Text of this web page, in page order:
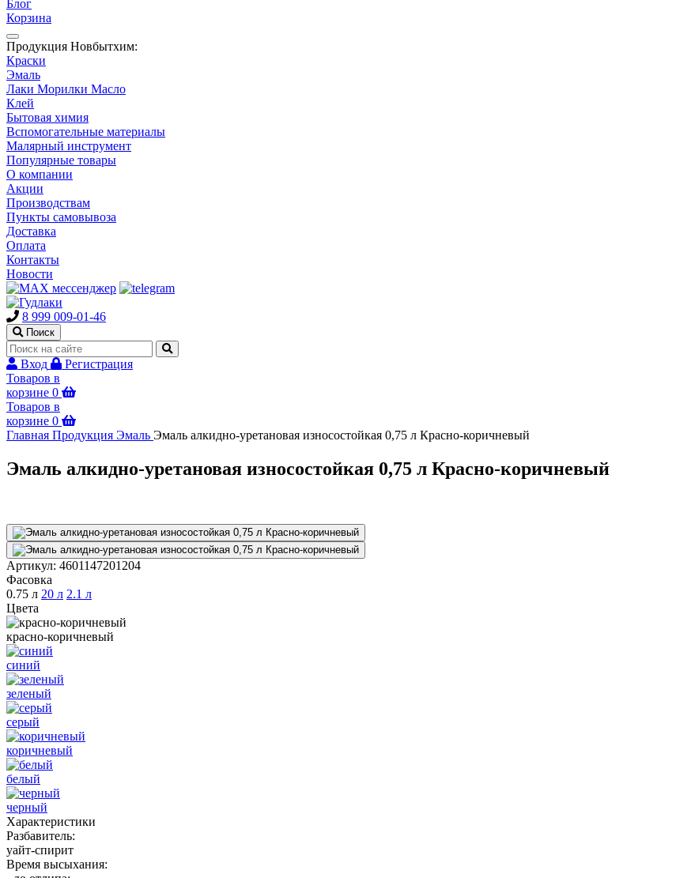
Блог
Корзина
Продукция Новбытхим:
Краски
Эмаль
Лаки Морилки Масло
Клей
Бытовая химия
Вспомогательные материалы
Малярный инструмент
Популярные товары
О компании
Акции
Производствам
Пункты самовывоза
Доставка
Оплата
Контакты
Новости
8 999 009-01-46
Поиск
Вход
Регистрация
Товаров в
корзине 0
Товаров в
корзине 0
Главная Продукция Эмаль Эмаль алкидно-уретановая износостойкая 0,75 л Красно-коричневый
Эмаль алкидно-уретановая износостойкая 0,75 л Красно-коричневый
Артикул: 4601147201204
Фасовка
0.75 л 20 л 2.1 л
Цвета
красно-коричневый
синий
зеленый
серый
коричневый
белый
черный
Характеристики
Разбавитель:
уайт-спирит
Время высыхания: